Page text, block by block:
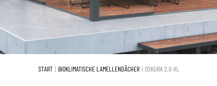
Bioklimatische Pergolen
„Tuttovetro“ Ganzglas-Systeme
START BIOKLIMATISCHE LAMELLENDÄCHER OSKURA 2.0-XL